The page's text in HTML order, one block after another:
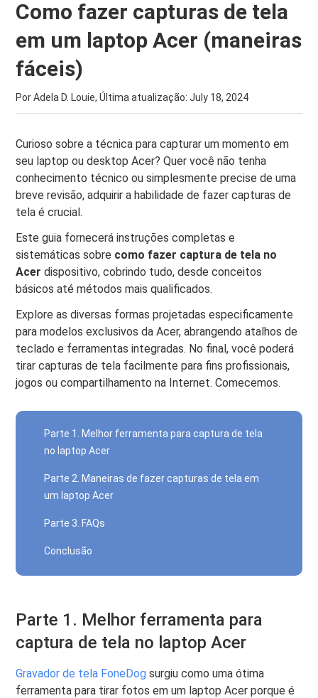
Como fazer capturas de tela
em um laptop Acer (maneiras
fáceis)
Por Adela D. Louie, Última atualização:July 18, 2024
Curioso sobre a técnica para capturar um momento em
seu laptop ou desktop Acer? Quer você não tenha
conhecimento técnico ou simplesmente precise de uma
breve revisão, adquirir a habilidade de fazer capturas de
tela é crucial.
Este guia fornecerá instruções completas e
sistemáticas sobre como fazer captura de tela no
Acer dispositivo, cobrindo tudo, desde conceitos
básicos até métodos mais qualificados.
Explore as diversas formas projetadas especificamente
para modelos exclusivos da Acer, abrangendo atalhos de
teclado e ferramentas integradas. No final, você poderá
tirar capturas de tela facilmente para fins profissionais,
jogos ou compartilhamento na Internet. Comecemos.
Parte 1. Melhor ferramenta para captura de tela
no laptop Acer
Parte 2. Maneiras de fazer capturas de tela em
um laptop Acer
Parte 3. FAQs
Conclusão
Parte 1. Melhor ferramenta para
captura de tela no laptop Acer
Gravador de tela FoneDog surgiu como uma ótima
ferramenta para tirar fotos em um laptop Acer porque é